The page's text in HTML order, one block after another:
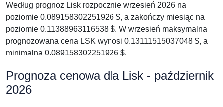
Według prognoz Lisk rozpocznie wrzesień 2026 na
poziomie 0.089158302251926 $, a zakończy miesiąc na
poziomie 0.11388963116538 $. W wrzesień maksymalna
prognozowana cena LSK wynosi 0.13111515037048 $, a
minimalna 0.089158302251926 $.
Prognoza cenowa dla Lisk - październik
2026